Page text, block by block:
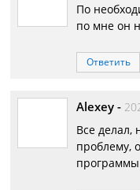
По
по мне он
Ответить
Alexey -
Все делал,
проблему,